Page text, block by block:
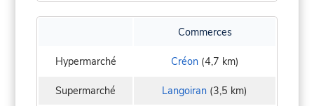
Commerces
Hypermarché Créon(4,7 km)
Supermarché Langoiran (3,5 km)